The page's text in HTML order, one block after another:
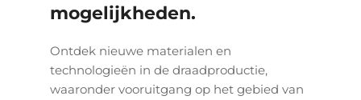
mogelijkheden.
Ontdek nieuwe materialen en
technologieën in de draadproductie,
waaronder vooruitgang op het gebied van